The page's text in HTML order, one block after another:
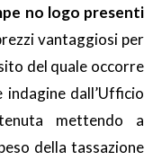
no logo presenti
vantaggiosi per
del quale occorre
dall’Ufficio
mettendo a
della tassazione